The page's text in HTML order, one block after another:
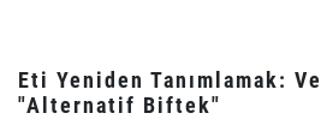
Eti Yeniden Tanımlamak:
"Alternatif Biftek"